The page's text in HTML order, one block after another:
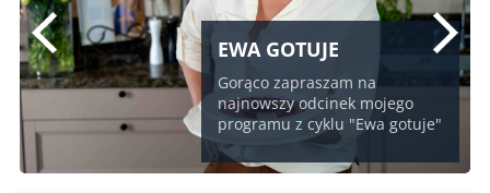
EWA GOTUJE
Gorąco zapraszam na
najnowszy odcinek mojego
programu z cyklu "Ewa gotuje"